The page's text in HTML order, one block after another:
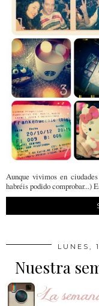
Aunque vivimos en
habréis podido comprobar...)
LUNES,
Nuestra